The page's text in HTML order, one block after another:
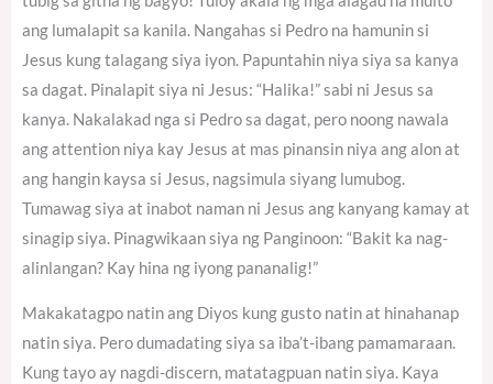
ang lumalapit sa kanila. Nangahas si Pedro na hamunin si
Jesus kung talagang siya iyon. Papuntahin niya siya sa kanya
sa dagat. Pinalapit siya ni Jesus: “Halika!” sabi ni Jesus sa
kanya. Nakalakad nga si Pedro sa dagat, pero noong nawala
ang attention niya kay Jesus at mas pinansin niya ang alon at
ang hangin kaysa si Jesus, nagsimula siyang lumubog.
Tumawag siya at inabot naman ni Jesus ang kanyang kamay at
sinagip siya. Pinagwikaan siya ng Panginoon: “Bakit ka nag-
alinlangan? Kay hina ng iyong pananalig!”
Makakatagpo natin ang Diyos kung gusto natin at hinahanap
natin siya. Pero dumadating siya sa iba’t-ibang pamamaraan.
Kung tayo ay nagdi-discern, matatagpuan natin siya. Kaya